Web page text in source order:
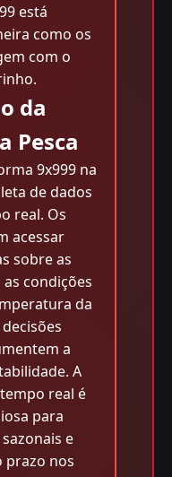
está
como os
com o
da
Pesca
9x999 na
de dados
real. Os
acessar
sobre as
condições
da
a
A
real é
para
e
prazo nos